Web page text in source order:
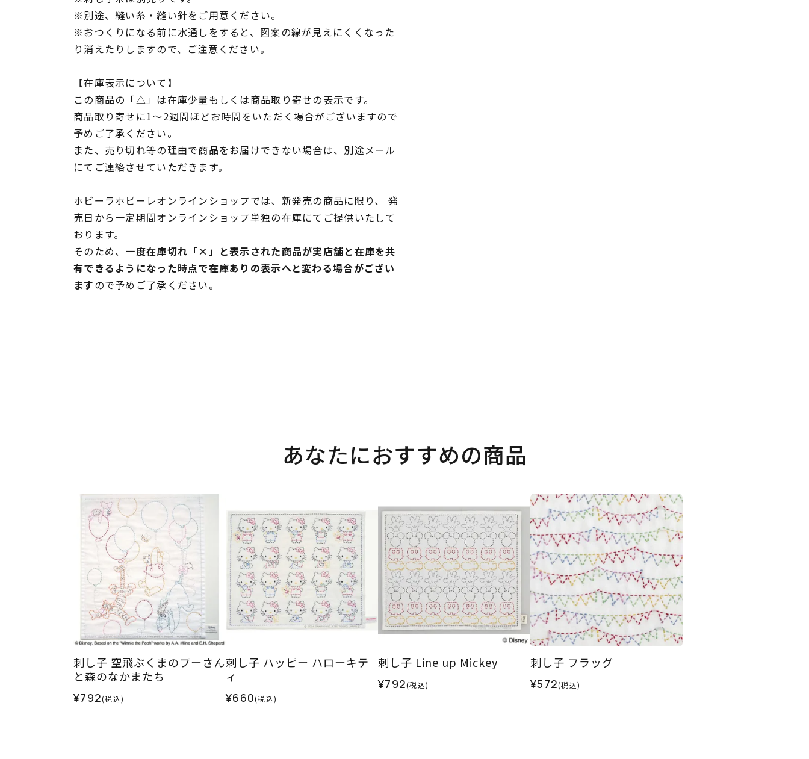
※別途、縫い糸・縫い針をご用意ください。
※おつくりになる前に水通しをすると、図案の線が見えにくくなった
り消えたりしますので、ご注意ください。
【在庫表示について】
この商品の「△」は在庫少量もしくは商品取り寄せの表示です。
商品取り寄せに1～2週間ほどお時間をいただく場合がございますので
予めご了承ください。
また、売り切れ等の理由で商品をお届けできない場合は、別途メール
にてご連絡させていただきます。
ホビーラホビーレオンラインショップでは、新発売の商品に限り、 発
売日から一定期間オンラインショップ単独の在庫にてご提供いたして
おります。
そのため、 一度在庫切れ「×」と表示された商品が実店舗と在庫を共
有できるようになった時点で在庫ありの表示へと変わる場合がござい
ますので予めご了承ください。
あなたにおすすめの商品
刺し子 空飛ぶくまのプーさん
と森のなかまたち
¥792(税込)
刺し子 ハッピー ハローキテ
ィ
¥660(税込)
刺し子 Line up Mickey
¥792(税込)
刺し子 フラッグ
¥572(税込)